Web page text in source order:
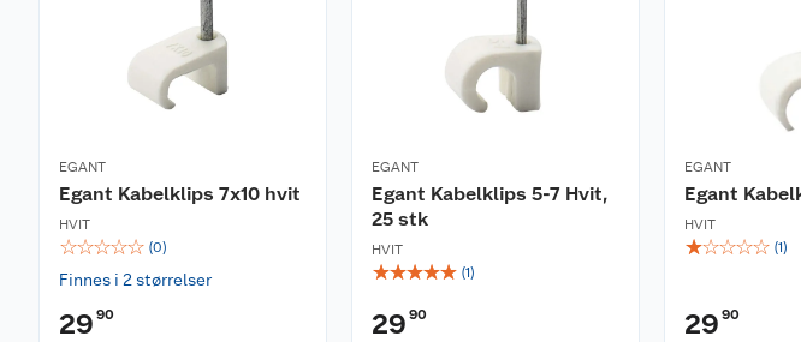
EGANT
Egant Kabelklips 7x10 hvit
HVIT
☆☆☆☆☆ (0)
Finnes i 2 størrelser
29 90
EGANT
Egant Kabelklips 5-7 Hvit,
25 stk
HVIT
☆☆☆☆☆ (1)
29 90
EGANT
Egant
HVIT
☆☆☆☆☆ (1)
29 90